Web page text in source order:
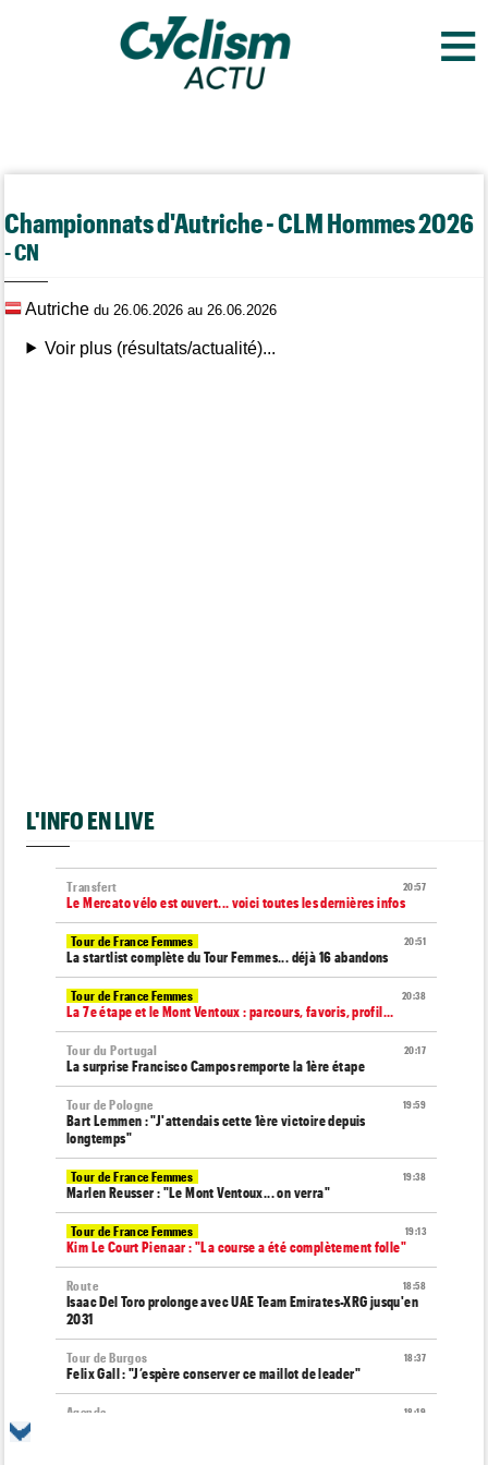
≡
Championnats d'Autriche - CLM Hommes 2026
- CN
Autrichedu 26.06.2026 au 26.06.2026
Voir plus (résultats/actualité)...
L'INFO EN LIVE
20:57
Transfert
Le Mercato vélo est ouvert... voici toutes les dernières infos
20:51
Tour de France Femmes
La startlist complète du Tour Femmes... déjà 16 abandons
20:38
Tour de France Femmes
La 7e étape et le Mont Ventoux : parcours, favoris, profil…
20:17
Tour du Portugal
La surprise Francisco Campos remporte la 1ère étape
19:59
Tour de Pologne
Bart Lemmen : "J'attendais cette 1ère victoire depuis
longtemps"
19:38
Tour de France Femmes
Marlen Reusser : "Le Mont Ventoux... on verra"
19:13
Tour de France Femmes
Kim Le Court Pienaar : "La course a été complètement folle"
18:58
Route
Isaac Del Toro prolonge avec UAE Team Emirates-XRG jusqu'en
2031
18:37
Tour de Burgos
Felix Gall : "J’espère conserver ce maillot de leader"
18:19
Agenda